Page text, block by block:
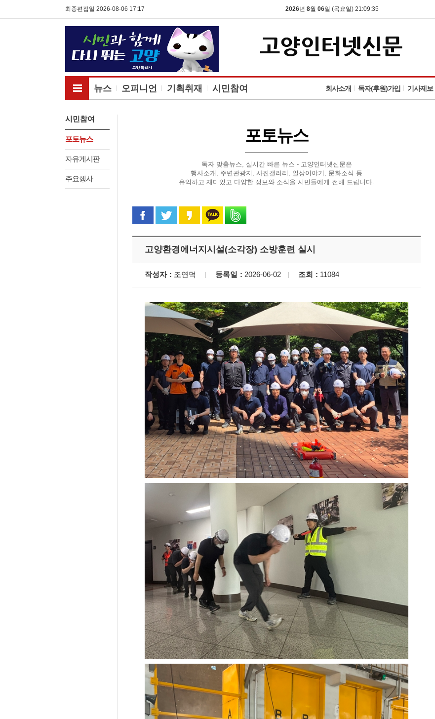
최종편집일 2026-08-06 17:17 2026년 8월 06일 (목요일) 21:09:35
뉴스 오피니언 기획취재 시민참여 회사소개 독자(후원)가입 기사제보
전체메뉴보기
시민참여
포토뉴스
자유게시판
주요행사
포토뉴스
독자 맞춤뉴스, 실시간 빠른 뉴스 - 고양인터넷신문은
행사소개, 주변관광지, 사진갤러리, 일상이야기, 문화소식 등
유익하고 재미있고 다양한 정보와 소식을 시민들에게 전해 드립니다.
페이스북으로 공유
트위터로 공유카카오 스토리로 공유
카카오톡으로 공유
고양환경에너지시설(소각장) 소방훈련 실시
작성자 조연덕 등록일 2026-06-02 조회 11084
'멈춘 고양, 다시 뛰게!' 민경선 고양
시장 취임
민선8기 마무리 한 이동환 고양시장
이임식
'제38회 고양행주문화제' 행주산성
일대 개최
고양환경에너지시설(소각장) 소방
훈련 실시
고양시 폭염특보에 '도로 살수차' 전
면 가동
물향기수목원 무궁화 절정 '50여 품
종 감상'
민경선 시장, 2026 고양시장배 볼링
대회 시구
제30회 고양특례시장기 배드민턴대
회 개최